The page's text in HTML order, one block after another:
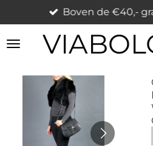
direct
naar
Boven de €40,-